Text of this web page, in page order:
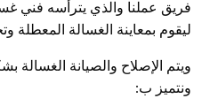
فريق عملنا والذي يترأسه فني
ليقوم بمعاينة الغسالة المعطلة
ويتم الإصلاح والصيانة الغسالة
ونتميز ب: